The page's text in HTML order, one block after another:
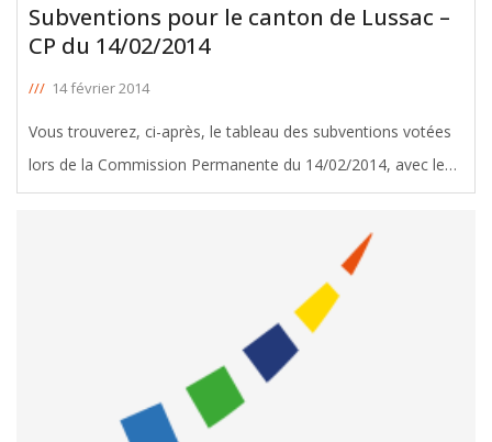
Subventions pour le canton de Lussac –
CP du 14/02/2014
/// 14 février 2014
Vous trouverez, ci-après, le tableau des subventions votées
lors de la Commission Permanente du 14/02/2014, avec le
soutien de Pierre Yerles, Conseiller Général de Lussac.